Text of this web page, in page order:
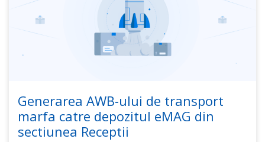
Generarea AWB-ului de transport
marfa catre depozitul eMAG din
sectiunea Receptii